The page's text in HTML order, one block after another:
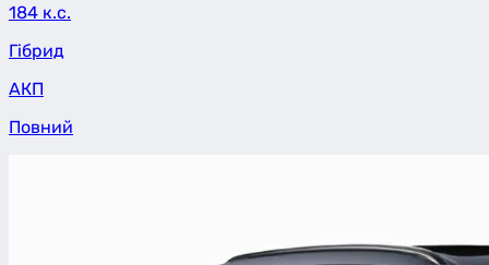
184 к.с.
Гібрид
АКП
Повний